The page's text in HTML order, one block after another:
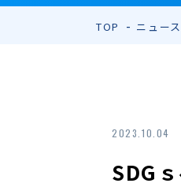
TOP ニュース
2023.10.04
SDG